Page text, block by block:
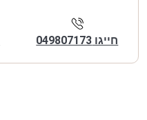
חייגו 049807173